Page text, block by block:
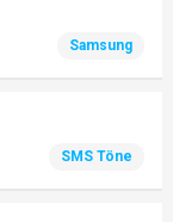
Samsung
SMS Töne